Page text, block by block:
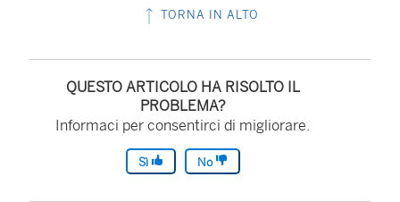
TORNA IN ALTO
QUESTO ARTICOLO HA RISOLTO IL
PROBLEMA?
Informaci per consentirci di migliorare.
Sì No